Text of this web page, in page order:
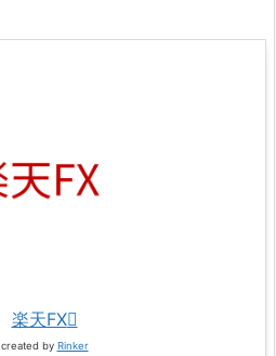
楽天FX
created by Rinker